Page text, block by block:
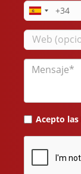
Teléfono
Web
Mensaje
Acepto las